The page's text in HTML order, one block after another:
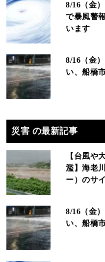
8/16（金
で暴風警
います
8/16（金
い、船橋
災害 の最新記事
【台風や
濫】海老
ー）のサ
8/16（金
い、船橋